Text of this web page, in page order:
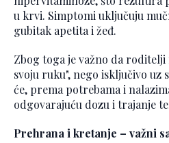
u krvi. Simptomi uključuju
gubitak apetita i žeđ.
Zbog toga je važno da roditelji
svoju ruku", nego isključivo uz
će, prema potrebama i
odgovarajuću dozu i trajanje
Prehrana i kretanje – važni